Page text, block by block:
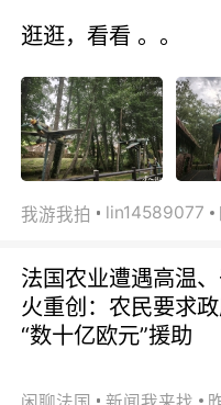
逛逛，看看 。。
我游我拍 lin14589077
法国农业遭遇高温
火重创：农民要求
“数十亿欧元”援助